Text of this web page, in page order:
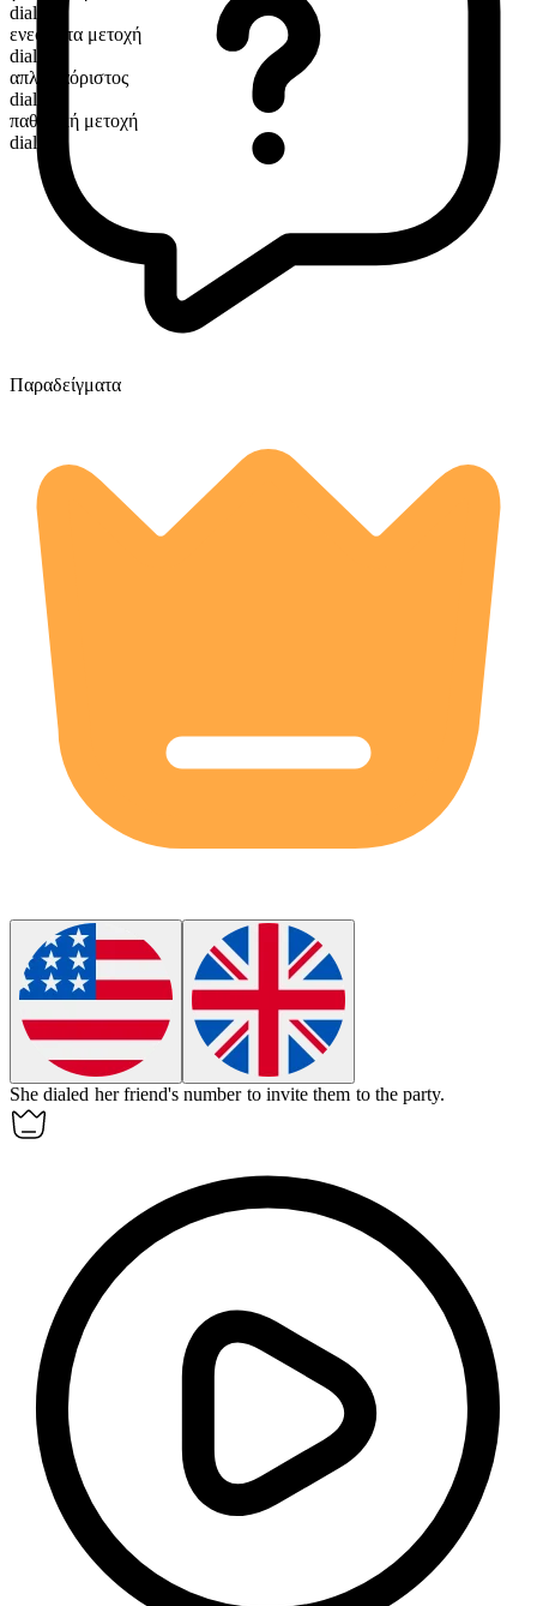
dials
ενεστώτα μετοχή
dialing
απλός αόριστος
dialed
παθητική μετοχή
dialed
Παραδείγματα
Shedialed her friend's number to invite them to the party.